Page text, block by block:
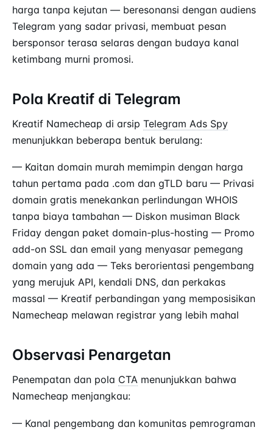
harga tanpa kejutan — beresonansi dengan audiens
Telegram yang sadar privasi, membuat pesan
bersponsor terasa selaras dengan budaya kanal
ketimbang murni promosi.
Pola Kreatif di Telegram
Kreatif Namecheap di arsip Telegram Ads Spy
menunjukkan beberapa bentuk berulang:
— Kaitan domain murah memimpin dengan harga
tahun pertama pada .com dan gTLD baru — Privasi
domain gratis menekankan perlindungan WHOIS
tanpa biaya tambahan — Diskon musiman Black
Friday dengan paket domain-plus-hosting — Promo
add-on SSL dan email yang menyasar pemegang
domain yang ada — Teks berorientasi pengembang
yang merujuk API, kendali DNS, dan perkakas
massal — Kreatif perbandingan yang memposisikan
Namecheap melawan registrar yang lebih mahal
Observasi Penargetan
Penempatan dan pola CTA menunjukkan bahwa
Namecheap menjangkau:
— Kanal pengembang dan komunitas pemrograman